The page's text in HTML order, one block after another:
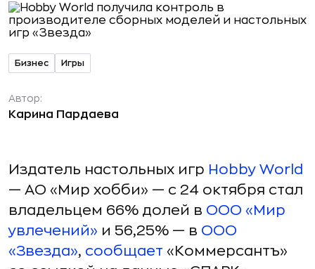
Бизнес Игры
Автор:
Карина Пардаева
Издатель настольных игр Hobby World
— АО «Мир хобби» — с 24 октября стал
владельцем 66% долей в ООО «Мир
увлечений» и 56,25% — в ООО
«Звезда», сообщает «Коммерсантъ»